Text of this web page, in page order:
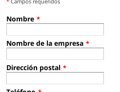
Nombre *
Nombre de la empresa *
Dirección postal *